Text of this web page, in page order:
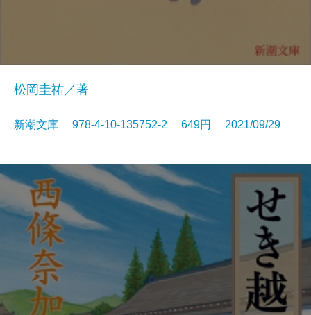
松岡圭祐／著
新潮文庫 978-4-10-135752-2 649円 2021/09/29